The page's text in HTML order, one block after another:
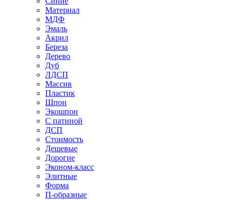
Материал
МДФ
Эмаль
Акрил
Береза
Дерево
Дуб
ЛДСП
Массив
Пластик
Шпон
Экошпон
С патиной
ДСП
Стоимость
Дешевые
Дорогие
Эконом-класс
Элитные
Форма
П-образные